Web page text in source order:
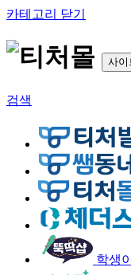
카테고리 닫기
사이
검색
학생